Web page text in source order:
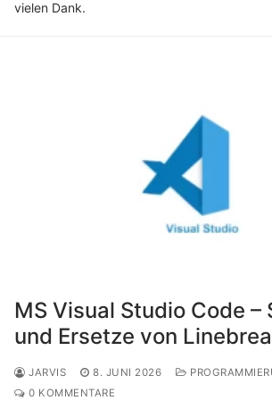
vielen Dank.
MS Visual Studio Code –
und Ersetze von
JARVIS 8. JUNI 2026
0 KOMMENTARE